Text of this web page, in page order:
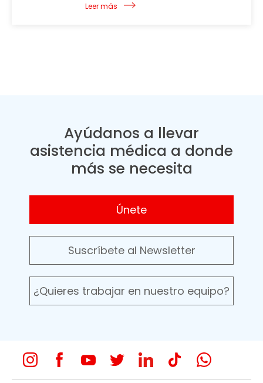
Leer más
Ayúdanos a llevar
asistencia médica a donde
más se necesita
Únete
Suscríbete al Newsletter
¿Quieres trabajar en nuestro equipo?